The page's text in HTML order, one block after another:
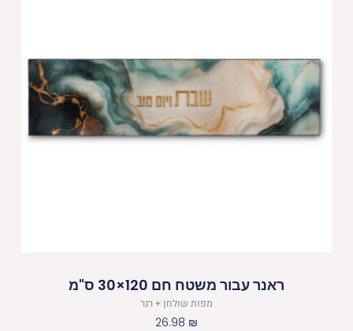
ראנר עבור משטח חם 120×30 ס"מ
מפות שולחן + רנר
26.98 ₪